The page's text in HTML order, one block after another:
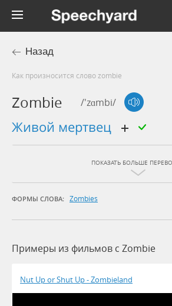
Назад
Как произносится слово zombie
Zombie /'zɑmbi/
живой мертвец
ПОКАЗАТЬ БОЛЬШЕ
ФОРМЫ СЛОВА: Zombies
Примеры из фильмов c Zombie
Nut Up or Shut Up - Zombieland